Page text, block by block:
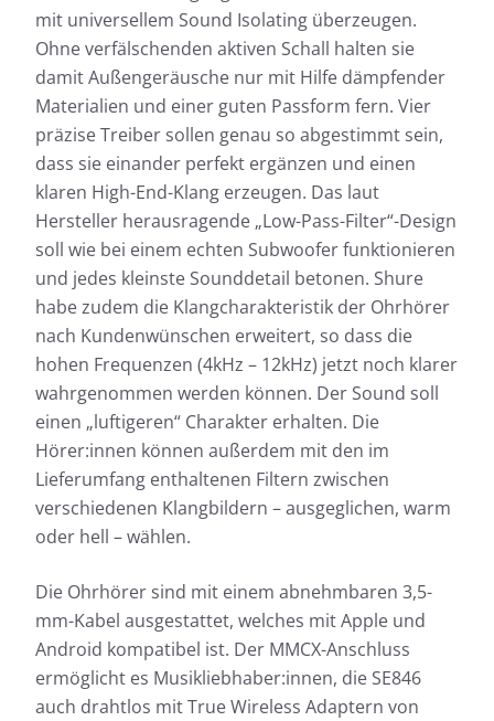
mit universellem Sound Isolating überzeugen.
Ohne verfälschenden aktiven Schall halten sie
damit Außengeräusche nur mit Hilfe dämpfender
Materialien und einer guten Passform fern. Vier
präzise Treiber sollen genau so abgestimmt sein,
dass sie einander perfekt ergänzen und einen
klaren High-End-Klang erzeugen. Das laut
Hersteller herausragende „Low-Pass-Filter“-Design
soll wie bei einem echten Subwoofer funktionieren
und jedes kleinste Sounddetail betonen. Shure
habe zudem die Klangcharakteristik der Ohrhörer
nach Kundenwünschen erweitert, so dass die
hohen Frequenzen (4kHz – 12kHz) jetzt noch klarer
wahrgenommen werden können. Der Sound soll
einen „luftigeren“ Charakter erhalten. Die
Hörer:innen können außerdem mit den im
Lieferumfang enthaltenen Filtern zwischen
verschiedenen Klangbildern – ausgeglichen, warm
oder hell – wählen.
Die Ohrhörer sind mit einem abnehmbaren 3,5-
mm-Kabel ausgestattet, welches mit Apple und
Android kompatibel ist. Der MMCX-Anschluss
ermöglicht es Musikliebhaber:innen, die SE846
auch drahtlos mit True Wireless Adaptern von